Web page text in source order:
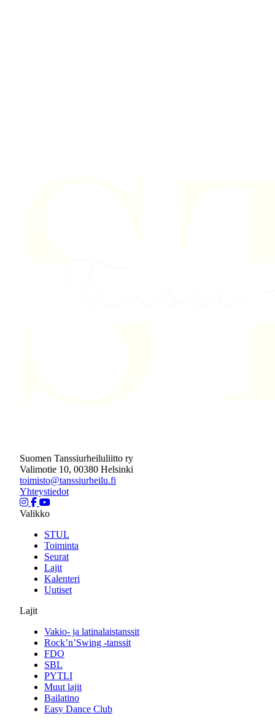
Suomen Tanssiurheiluliitto ry
Valimotie 10, 00380 Helsinki
toimisto@tanssiurheilu.fi
Yhteystiedot
Valikko
STUL
Toiminta
Seurat
Lajit
Kalenteri
Uutiset
Lajit
Vakio- ja latinalaistanssit
Rock’n’Swing -tanssit
FDO
SBL
PYTLI
Muut lajit
Bailatino
Easy Dance Club